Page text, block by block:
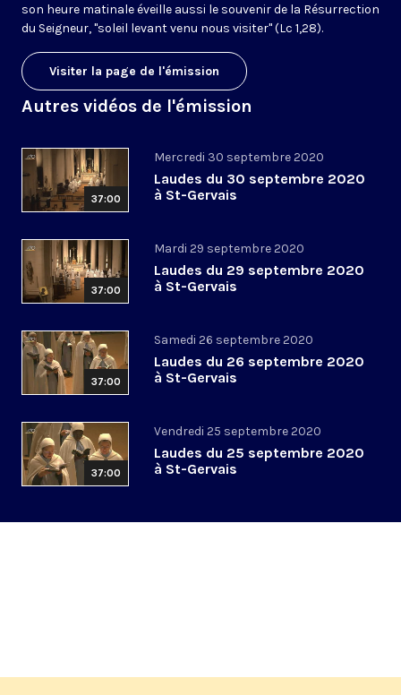
son heure matinale éveille aussi le souvenir de la Résurrection
du Seigneur, "soleil levant venu nous visiter" (Lc 1,28).
Visiter la page de l'émission
Autres vidéos de l'émission
37:00
Mercredi 30 septembre 2020
Laudes du 30 septembre 2020
à St-Gervais
37:00
Mardi 29 septembre 2020
Laudes du 29 septembre 2020
à St-Gervais
37:00
Samedi 26 septembre 2020
Laudes du 26 septembre 2020
à St-Gervais
37:00
Vendredi 25 septembre 2020
Laudes du 25 septembre 2020
à St-Gervais